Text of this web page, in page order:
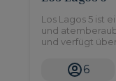
Los Lagos 5 ist
und
und verfügt
6